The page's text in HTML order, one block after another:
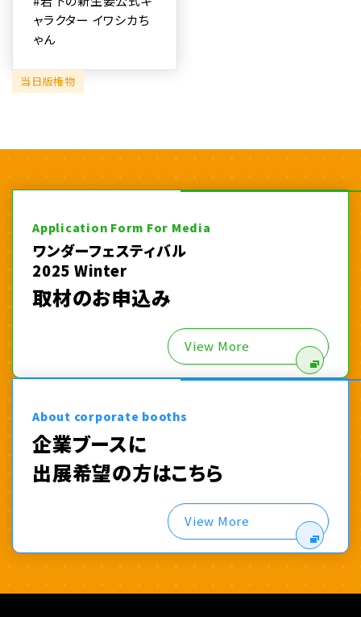
ャラクター イワシカち
ゃん
当日版権物
Application Form For Media
ワンダーフェスティバル
2025 Winter
取材のお申込み
View More
About corporate booths
企業ブースに
出展希望の方はこちら
View More